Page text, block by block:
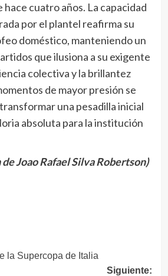
hace cuatro años. La capacidad
por el plantel reafirma su
doméstico, manteniendo un
que ilusiona a su exigente
colectiva y la brillantez
de mayor presión se
una pesadilla inicial
absoluta para la institución
Joao Rafael Silva Robertson)
la Supercopa de Italia
Siguiente: